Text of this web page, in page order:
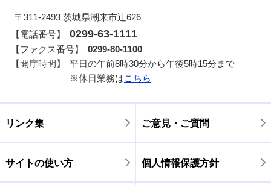
〒311-2493 茨城県潮来市辻626
【電話番号】
0299-63-1111
【ファクス番号】
0299-80-1100
【開庁時間】
平日の午前8時30分から午後5時15分まで
※休日業務はこちら
リンク集 ご意見・ご質問
サイトの使い方 個人情報保護方針